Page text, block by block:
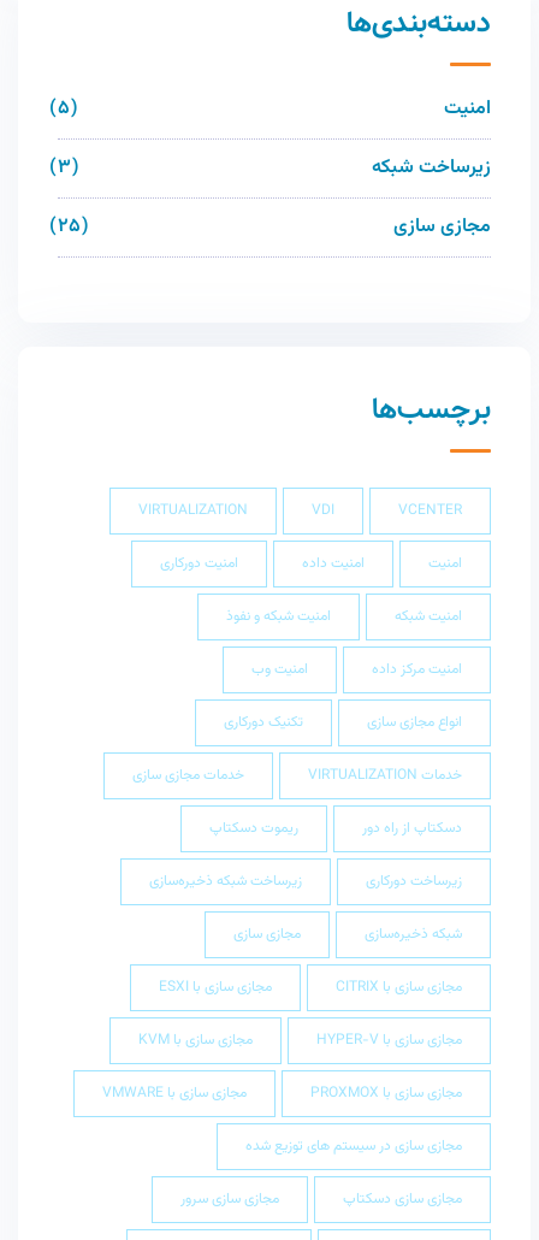
دسته‌بندی‌ها
امنیت
5
زیرساخت شبکه
3
مجازی سازی
25
برچسب‌ها
VCENTER
VDI
VIRTUALIZATION
امنیت امنیت داده امنیت دورکاری
امنیت شبکه امنیت شبکه و نفوذ
امنیت مرکز داده امنیت وب
انواع مجازی سازی تکنیک دورکاری
خدمات VIRTUALIZATION خدمات مجازی سازی
دسکتاپ از راه دور ریموت دسکتاپ
زیرساخت دورکاری زیرساخت شبکه ذخیره‌سازی
شبکه ذخیره‌سازی مجازی سازی
مجازی سازی با CITRIX مجازی سازی با ESXI
مجازی سازی با HYPER-V مجازی سازی با KVM
مجازی سازی با PROXMOX مجازی سازی با VMWARE
مجازی سازی در سیستم های توزیع شده
مجازی سازی دسکتاپ مجازی سازی سرور